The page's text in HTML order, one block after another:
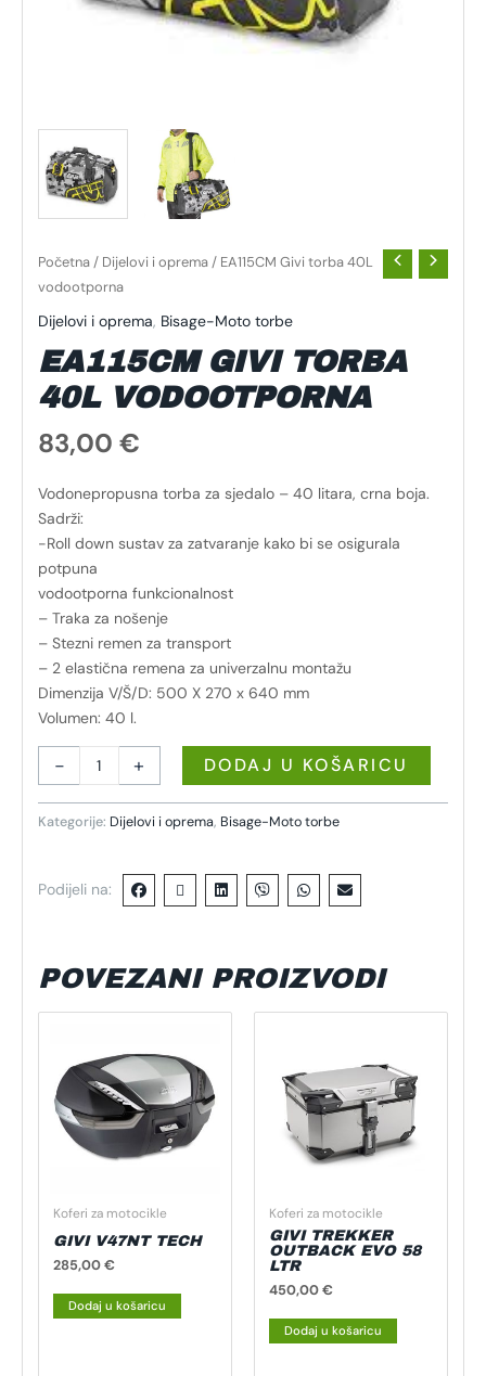
Početna / Dijelovi i oprema / EA115CM Givi torba 40L
vodootporna
Dijelovi i oprema, Bisage-Moto torbe
EA115CM GIVI TORBA
40L VODOOTPORNA
83,00 €
Vodonepropusna torba za sjedalo – 40 litara, crna boja.
Sadrži:
-Roll down sustav za zatvaranje kako bi se osigurala
potpuna
vodootporna funkcionalnost
– Traka za nošenje
– Stezni remen za transport
– 2 elastična remena za univerzalnu montažu
Dimenzija V/Š/D: 500 X 270 x 640 mm
Volumen: 40 l.
- + DODAJ U KOŠARICU
Kategorije: Dijelovi i oprema, Bisage-Moto torbe
Podijeli na:
POVEZANI PROIZVODI
Koferi za motocikle
GIVI V47NT TECH
285,00€
Dodaj u košaricu
Koferi za motocikle
GIVI TREKKER
OUTBACK EVO 58
LTR
450,00€
Dodaj u košaricu